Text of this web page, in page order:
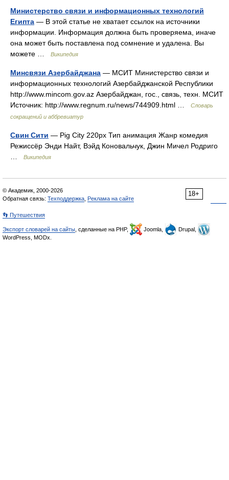
Министерство связи и информационных технологий
Египта — В этой статье не хватает ссылок на источники
информации. Информация должна быть проверяема, иначе
она может быть поставлена под сомнение и удалена. Вы
можете …
Википедия
Минсвязи Азербайджана — МСИТ Министерство связи и
информационных технологий Азербайджанской Республики
http://www.mincom.gov.az Азербайджан, гос., связь, техн. МСИТ
Источник: http://www.regnum.ru/news/744909.html …
Словарь
сокращений и аббревиатур
Свин Сити — Pig City 220px Тип анимация Жанр комедия
Режиссёр Энди Найт, Вэйд Коновальчук, Джин Мичел Родриго
Википедия
18+
© Академик, 2000-2026
Обратная связь: Техподдержка Реклама на сайте
👣 Путешествия
Экспорт словарей на сайты , сделанные на PHP, Joomla,
Drupal,
WordPress, MODx.